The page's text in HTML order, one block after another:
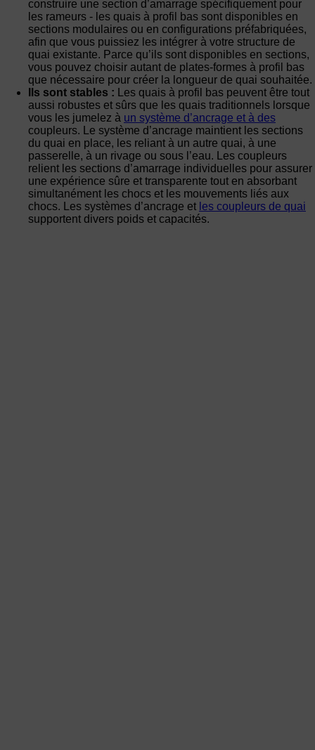
construire une section d’amarrage spécifiquement pour
les rameurs - les quais à profil bas sont disponibles en
sections modulaires ou en configurations préfabriquées,
afin que vous puissiez les intégrer à votre structure de
quai existante. Parce qu’ils sont disponibles en sections,
vous pouvez choisir autant de plates-formes à profil bas
que nécessaire pour créer la longueur de quai souhaitée.
Ils sont stables :
Les quais à profil bas peuvent être tout
aussi robustes et sûrs que les quais traditionnels lorsque
vous les jumelez à un système d’ancrage et à des
coupleurs. Le système d’ancrage maintient les sections
du quai en place, les reliant à un autre quai, à une
passerelle, à un rivage ou sous l’eau. Les coupleurs
relient les sections d’amarrage individuelles pour assurer
une expérience sûre et transparente tout en absorbant
simultanément les chocs et les mouvements liés aux
chocs. Les systèmes d’ancrage et les coupleurs de quai
supportent divers poids et capacités.